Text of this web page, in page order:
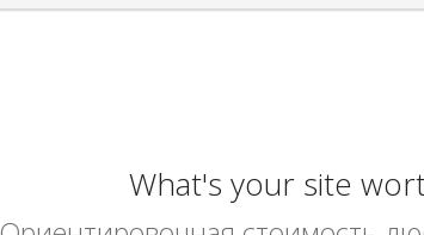
What's your site